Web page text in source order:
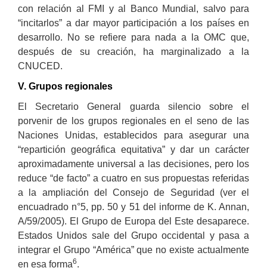
con relación al FMI y al Banco Mundial, salvo para
“incitarlos” a dar mayor participación a los países en
desarrollo. No se refiere para nada a la OMC que,
después de su creación, ha marginalizado a la
CNUCED.
V. Grupos regionales
El Secretario General guarda silencio sobre el
porvenir de los grupos regionales en el seno de las
Naciones Unidas, establecidos para asegurar una
“repartición geográfica equitativa” y dar un carácter
aproximadamente universal a las decisiones, pero los
reduce “de facto” a cuatro en sus propuestas referidas
a la ampliación del Consejo de Seguridad (ver el
encuadrado n°5, pp. 50 y 51 del informe de K. Annan,
A/59/2005). El Grupo de Europa del Este desaparece.
Estados Unidos sale del Grupo occidental y pasa a
integrar el Grupo “América” que no existe actualmente
en esa forma6.